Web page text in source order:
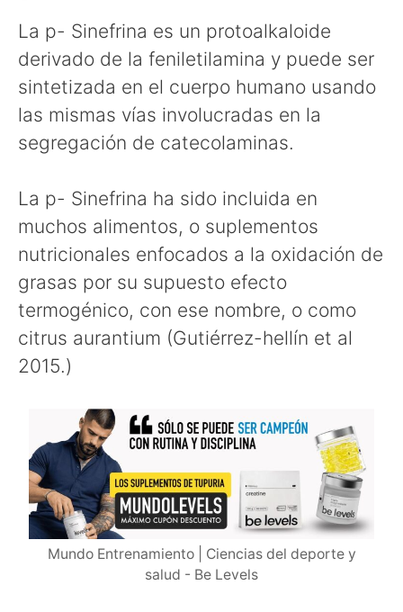
La p- Sinefrina es un protoalkaloide
derivado de la feniletilamina y puede ser
sintetizada en el cuerpo humano usando
las mismas vías involucradas en la
segregación de catecolaminas.
La p- Sinefrina ha sido incluida en
muchos alimentos, o suplementos
nutricionales enfocados a la oxidación de
grasas por su supuesto efecto
termogénico, con ese nombre, o como
citrus aurantium (Gutiérrez-hellín et al
2015.)
Mundo Entrenamiento | Ciencias del deporte y
salud - Be Levels